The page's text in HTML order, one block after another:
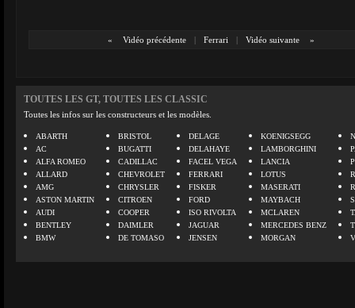
« Vidéo précédente | Ferrari | Vidéo suivante »
TOUTES LES GT, TOUTES LES CLASSIC
Toutes les infos sur les constructeurs et les modèles.
ABARTH
AC
ALFA ROMEO
ALLARD
AMG
ASTON MARTIN
AUDI
BENTLEY
BMW
BRISTOL
BUGATTI
CADILLAC
CHEVROLET
CHRYSLER
CITROEN
COOPER
DAIMLER
DE TOMASO
DELAGE
DELAHAYE
FACEL VEGA
FERRARI
FISKER
FORD
ISO RIVOLTA
JAGUAR
JENSEN
KOENIGSEGG
LAMBORGHINI
LANCIA
LOTUS
MASERATI
MAYBACH
MCLAREN
MERCEDES BENZ
MORGAN